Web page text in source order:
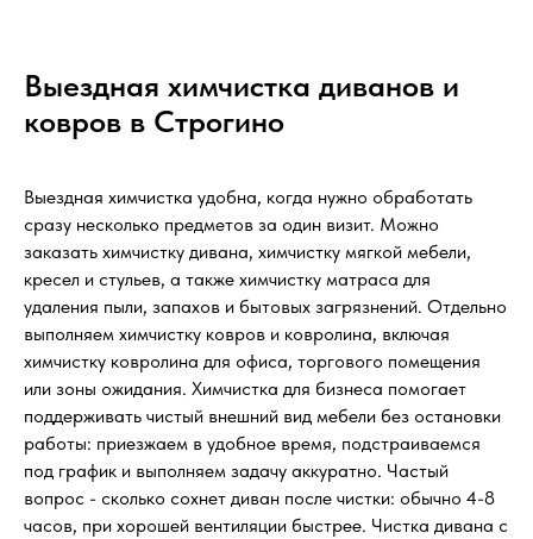
Выездная химчистка диванов и
ковров в Строгино
Выездная химчистка удобна, когда нужно обработать
сразу несколько предметов за один визит. Можно
заказать химчистку дивана, химчистку мягкой мебели,
кресел и стульев, а также химчистку матраса для
удаления пыли, запахов и бытовых загрязнений. Отдельно
выполняем химчистку ковров и ковролина, включая
химчистку ковролина для офиса, торгового помещения
или зоны ожидания. Химчистка для бизнеса помогает
поддерживать чистый внешний вид мебели без остановки
работы: приезжаем в удобное время, подстраиваемся
под график и выполняем задачу аккуратно. Частый
вопрос - сколько сохнет диван после чистки: обычно 4-8
часов, при хорошей вентиляции быстрее. Чистка дивана с